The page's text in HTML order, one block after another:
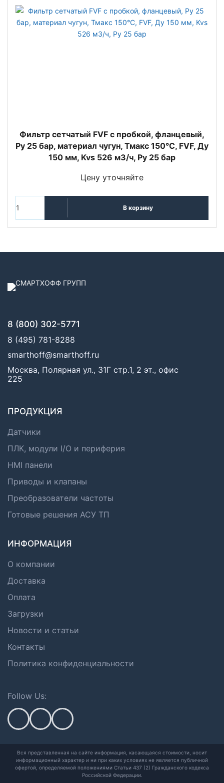
Фильтр сетчатый FVF с пробкой, фланцевый,
Ру 25 бар, материал чугун, Тмакс 150°С, FVF, Ду
150 мм, Kvs 526 м3/ч, Ру 25 бар
Цену уточняйте
В корзину
8 (800) 302-5771
8 (495) 781-8288
smarthoff@smarthoff.ru
Москва, Полярная ул., 31Г стр.1, 2 эт., офис
225
ПРОДУКЦИЯ
Датчики
ПЛК, модули I/O и периферия
HMI панели
Приводы и клапаны
Преобразователи частоты
Готовые решения АСУ ТП
ИНФОРМАЦИЯ
О компании
Доставка
Оплата
Загрузки
Новости и статьи
Контакты
Политика конфиденциальности
Follow Us:
Вся представленная на сайте информация, касающаяся стоимости, носит
информационный характер и ни при каких условиях не является публичной
офертой, определяемой положениями Статьи 437 (2) Гражданского кодекса
Российской Федерации.